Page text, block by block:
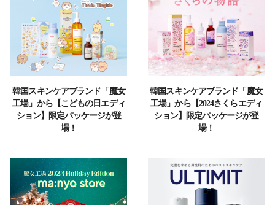
韓国スキンケアブランド「魔女
工場」から【こどもの日エディ
ション】限定パッケージが登
場！
韓国スキンケアブランド「魔女
工場」から【2024さくらエディ
ション】限定パッケージが登
場！